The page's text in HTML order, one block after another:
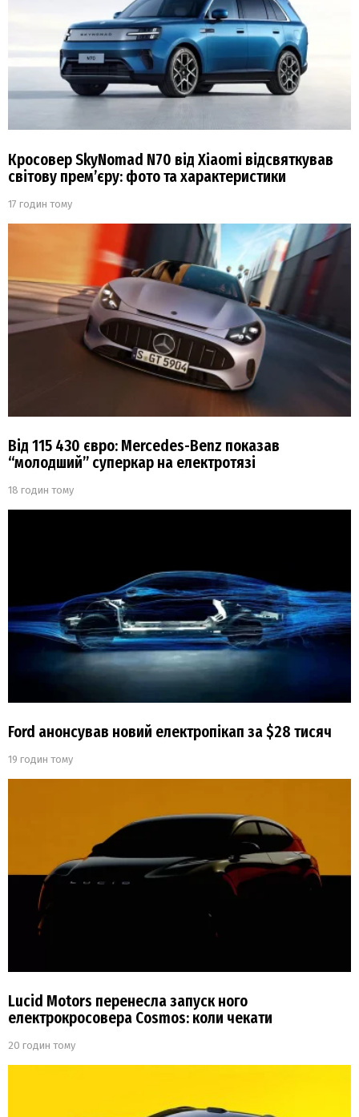
Кросовер SkyNomad N70 від Xiaomi відсвяткував
світову прем’єру: фото та характеристики
17 годин тому
Від 115 430 євро: Mercedes-Benz показав
“молодший” суперкар на електротязі
18 годин тому
Ford анонсував новий електропікап за $28 тисяч
19 годин тому
Lucid Motors перенесла запуск ного
електрокросовера Cosmos: коли чекати
20 годин тому